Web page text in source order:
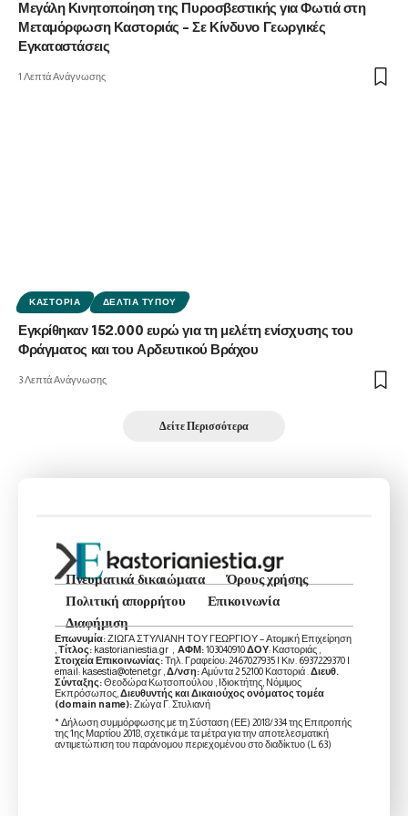
Μεγάλη Κινητοποίηση της Πυροσβεστικής για Φωτιά στη
Μεταμόρφωση Καστοριάς – Σε Κίνδυνο Γεωργικές
Εγκαταστάσεις
1 Λεπτά Ανάγνωσης
ΚΑΣΤΟΡΙΆ ΔΕΛΤΊΑ ΤΎΠΟΥ
Εγκρίθηκαν 152.000 ευρώ για τη μελέτη ενίσχυσης του
Φράγματος και του Αρδευτικού Βράχου
3 Λεπτά Ανάγνωσης
Δείτε Περισσότερα
Πνευματικά δικαιώματα
Όρους χρήσης
Πολιτική απορρήτου
Επικοινωνία
Διαφήμιση
Επωνυμία:ΖΙΩΓΑ ΣΤΥΛΙΑΝΗ ΤΟΥ ΓΕΩΡΓΙΟΥ – Ατομική Επιχείρηση
Τίτλος: kastorianiestia.gr , ΑΦΜ:103040910ΔΟΥ: Καστοριάς ,
Στοιχεία Επικοινωνίας:Τηλ. Γραφείου: 2467027935 | Κιν. 6937229370 |
email: kasestia@otenet.gr , Δ/νση:Αμύντα 2 52100 Καστοριά . Διευθ.
Σύνταξης:Θεοδώρα Κωτσοπούλου , Ιδιοκτήτης, Νόμιμος
Εκπρόσωπος, Διευθυντής και Δικαιούχος ονόματος τομέα
(domain name):Ζιώγα Γ. Στυλιανή
* Δήλωση συμμόρφωσης με τη Σύσταση (ΕΕ) 2018/334 της Επιτροπής
της 1ης Μαρτίου 2018, σχετικά με τα μέτρα για την αποτελεσματική
αντιμετώπιση του παράνομου περιεχομένου στο διαδίκτυο (L 63)